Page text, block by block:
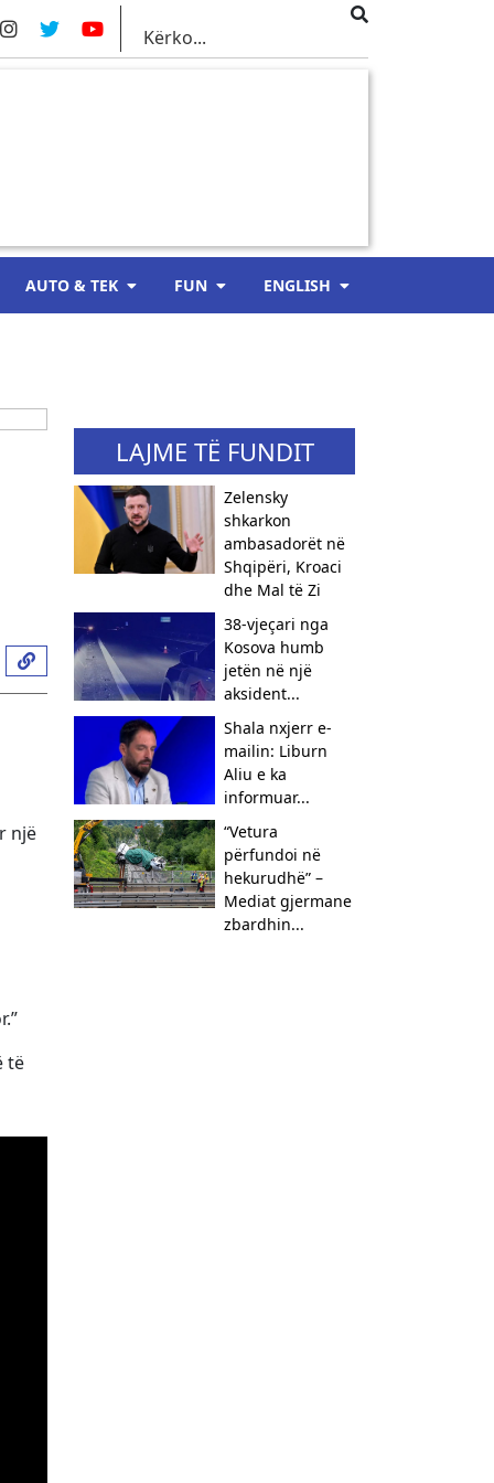
AUTO & TEK FUN ENGLISH
një
të
LAJME TË FUNDIT
Zelensky
shkarkon
ambasadorët në
Shqipëri, Kroaci
dhe Mal të Zi
38-vjeçari nga
Kosova humb
jetën në një
aksident...
Shala nxjerr e-
mailin: Liburn
Aliu e ka
informuar...
“Vetura
përfundoi në
hekurudhë” –
Mediat gjermane
zbardhin...